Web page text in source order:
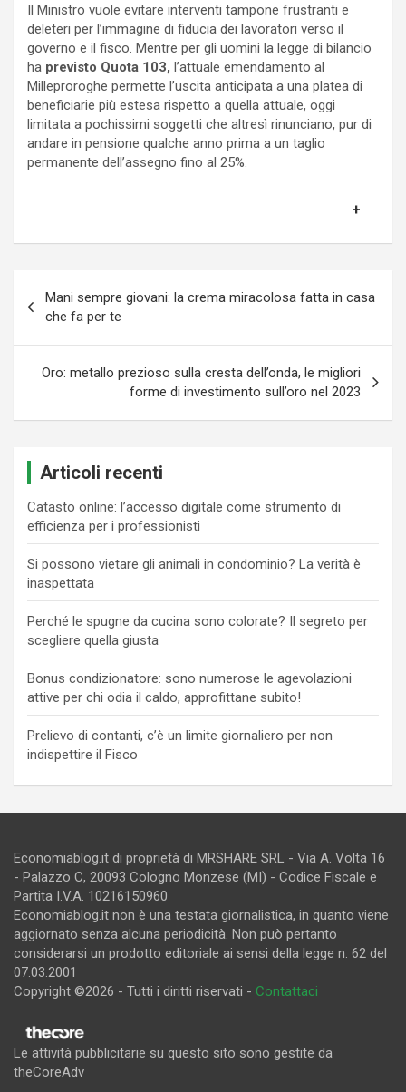
Il Ministro vuole evitare interventi tampone frustranti e
deleteri per l’immagine di fiducia dei lavoratori verso il
governo e il fisco. Mentre per gli uomini la legge di bilancio
ha previsto Quota 103, l’attuale emendamento al
Milleproroghe permette l’uscita anticipata a una platea di
beneficiarie più estesa rispetto a quella attuale, oggi
limitata a pochissimi soggetti che altresì rinunciano, pur di
andare in pensione qualche anno prima a un taglio
permanente dell’assegno fino al 25%.
articoli
Mani sempre giovani: la crema miracolosa fatta in casa
che fa per te
Oro: metallo prezioso sulla cresta dell’onda, le migliori
forme di investimento sull’oro nel 2023
Articoli recenti
Catasto online: l’accesso digitale come strumento di
efficienza per i professionisti
Si possono vietare gli animali in condominio? La verità è
inaspettata
Perché le spugne da cucina sono colorate? Il segreto per
scegliere quella giusta
Bonus condizionatore: sono numerose le agevolazioni
attive per chi odia il caldo, approfittane subito!
Prelievo di contanti, c’è un limite giornaliero per non
indispettire il Fisco
Economiablog.it di proprietà di MRSHARE SRL - Via A. Volta 16
- Palazzo C, 20093 Cologno Monzese (MI) - Codice Fiscale e
Partita I.V.A. 10216150960
Economiablog.it non è una testata giornalistica, in quanto viene
aggiornato senza alcuna periodicità. Non può pertanto
considerarsi un prodotto editoriale ai sensi della legge n. 62 del
07.03.2001
Copyright ©2026 - Tutti i diritti riservati - Contattaci
Le attività pubblicitarie su questo sito sono gestite da
theCoreAdv